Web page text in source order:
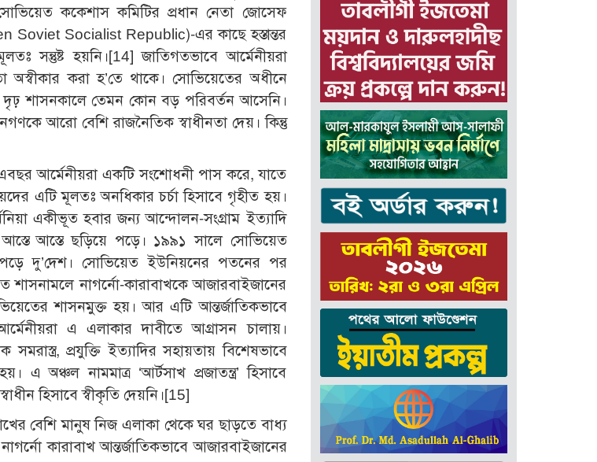
ককেশাস কমিটির প্রধান নেতা জোসেফ
Soviet Socialist Republic)-এর কাছে হস্তান্তর
সন্তুষ্ট হয়নি।[14] জাতিগতভাবে আর্মেনীয়রা
অস্বীকার করা হ’তে থাকে। সোভিয়েতের অধীনে
দৃঢ় শাসনকালে তেমন কোন বড় পরিবর্তন আসেনি।
আরো বেশি রাজনৈতিক স্বাধীনতা দেয়। কিন্তু
আর্মেনীয়রা একটি সংশোধনী পাস করে, যাতে
এটি মূলতঃ অনধিকার চর্চা হিসাবে গৃহীত হয়।
একীভূত হবার জন্য আন্দোলন-সংগ্রাম ইত্যাদি
আস্তে ছড়িয়ে পড়ে। ১৯৯১ সালে সোভিয়েত
দু’দেশ। সোভিয়েত ইউনিয়নের পতনের পর
শাসনামলে নাগর্নো-কারাবাখকে আজারবাইজানের
শাসনমুক্ত হয়। আর এটি আন্তর্জাতিকভাবে
এ এলাকার দাবীতে আগ্রাসন চালায়।
প্রযুক্তি ইত্যাদির সহায়তায় বিশেষভাবে
এ অঞ্চল নামমাত্র ‘আর্টসাখ প্রজাতন্ত্র’ হিসাবে
হিসাবে স্বীকৃতি দেয়নি।[15]
বেশি মানুষ নিজ এলাকা থেকে ঘর ছাড়তে বাধ্য
কারাবাখ আন্তর্জাতিকভাবে আজারবাইজানের